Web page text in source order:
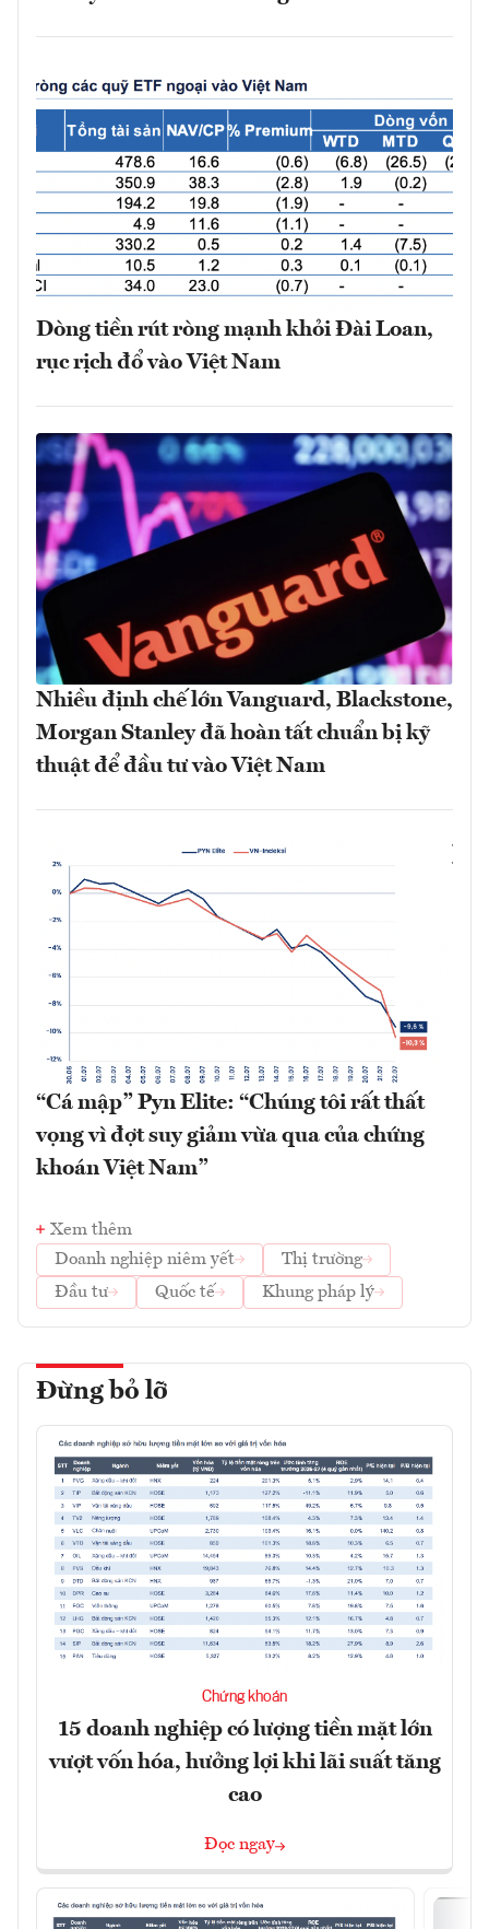
Dòng tiền rút ròng mạnh khỏi Đài Loan,
rục rịch đổ vào Việt Nam
Nhiều định chế lớn Vanguard, Blackstone,
Morgan Stanley đã hoàn tất chuẩn bị kỹ
thuật để đầu tư vào Việt Nam
“Cá mập” Pyn Elite: “Chúng tôi rất thất
vọng vì đợt suy giảm vừa qua của chứng
khoán Việt Nam”
Xem thêm
Doanh nghiệp niêm yết
Thị trường
Đầu tư
Quốc tế Khung pháp lý
Đừng bỏ lỡ
Chứng khoán
15 doanh nghiệp có lượng tiền mặt lớn
vượt vốn hóa, hưởng lợi khi lãi suất tăng
cao
Đọc ngay